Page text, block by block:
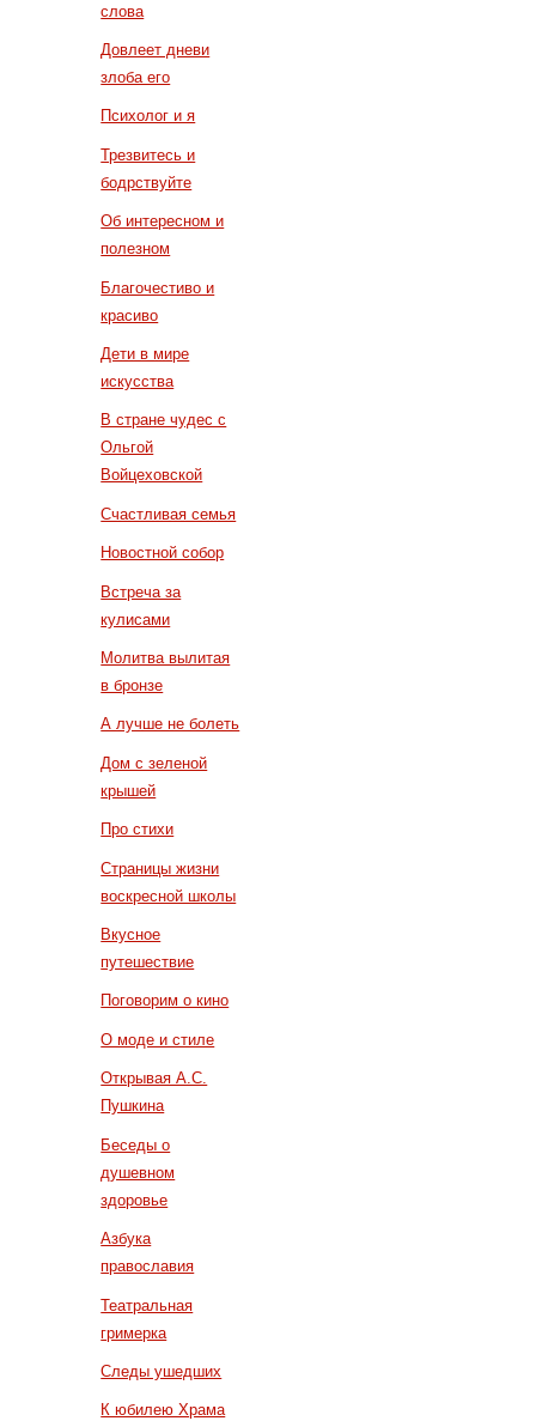
слова
Довлеет дневи
злоба его
Психолог и я
Трезвитесь и
бодрствуйте
Об интересном и
полезном
Благочестиво и
красиво
Дети в мире
искусства
В стране чудес с
Ольгой
Войцеховской
Счастливая семья
Новостной собор
Встреча за
кулисами
Молитва вылитая
в бронзе
А лучше не болеть
Дом с зеленой
крышей
Про стихи
Страницы жизни
воскресной школы
Вкусное
путешествие
Поговорим о кино
О моде и стиле
Открывая А.С.
Пушкина
Беседы о
душевном
здоровье
Азбука
православия
Театральная
гримерка
Следы ушедших
К юбилею Храма